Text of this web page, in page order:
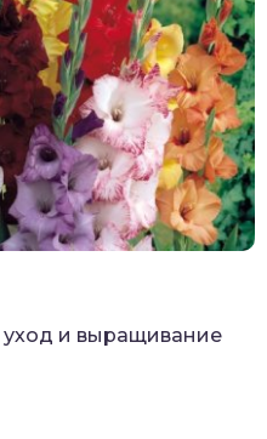
и выращивание